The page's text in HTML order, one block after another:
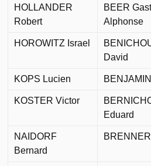
HOLLANDER
Robert
BEER
Alphonse
HOROWITZ Israel
David
KOPS Lucien
KOSTER Victor
Eduard
NAIDORF
Bernard